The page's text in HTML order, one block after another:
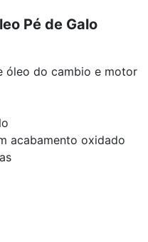
Pé de Galo
óleo do cambio e motor
acabamento oxidado